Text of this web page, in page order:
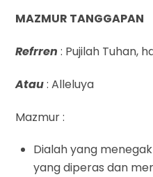
MAZMUR TANGGAPAN
Refrren: Pujilah Tuhan,
Atau: Alleluya
Mazmur :
Dialah yang
yang diperas dan